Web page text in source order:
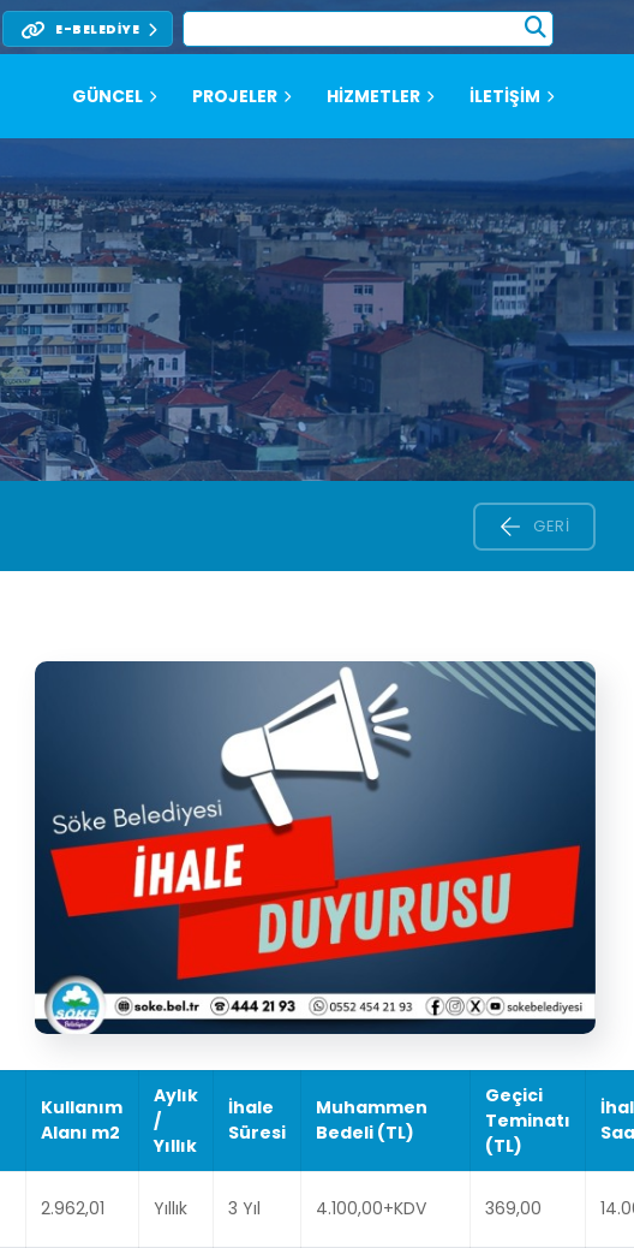
E-BELEDIYE
GÜNCEL PROJELER HİZMETLER İLETİŞİM
GERI
Kullanım
Alanı m2
Aylık
/
Yıllık
İhale
Süresi
Muhammen
Bedeli (TL)
Geçici
Teminatı
(TL)
2.962,01 Yıllık 3 Yıl 4.100,00+KDV 369,00